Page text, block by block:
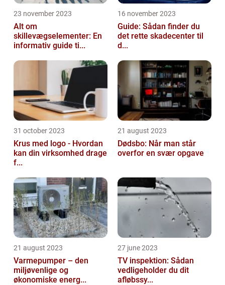
23 november 2023
Alt om
skillevægselementer: En
informativ guide ti...
16 november 2023
Guide: Sådan finder du
det rette skadecenter til
d...
31 october 2023
Krus med logo - Hvordan
kan din virksomhed drage
f...
21 august 2023
Dødsbo: Når man står
overfor en svær opgave
21 august 2023
Varmepumper – den
miljøvenlige og
økonomiske energ...
27 june 2023
TV inspektion: Sådan
vedligeholder du dit
afløbssy...